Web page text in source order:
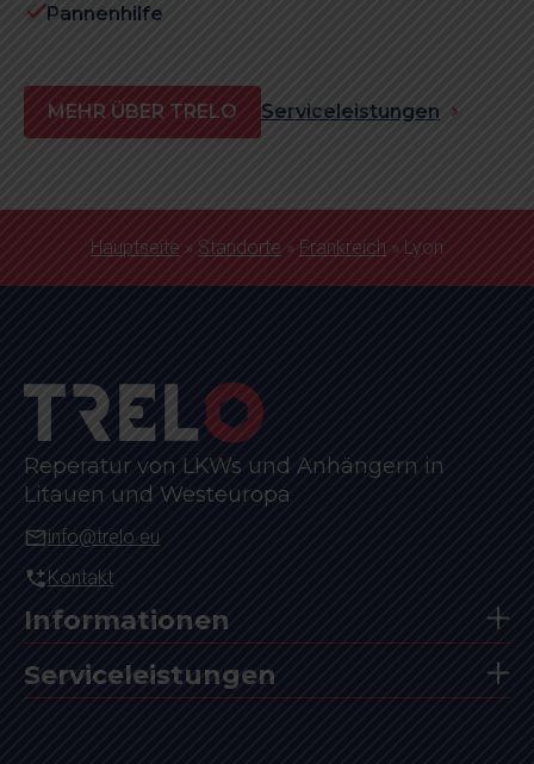
Pannenhilfe
MEHR ÜBER TRELO Serviceleistungen
Hauptseite » Standorte » Frankreich » Lyon
Reperatur von LKWs und Anhängern in
Litauen und Westeuropa
info@trelo.eu
Kontakt
Informationen
Serviceleistungen